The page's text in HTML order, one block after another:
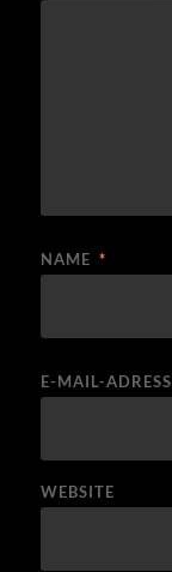
NAME *
E-MAIL-
WEBSITE